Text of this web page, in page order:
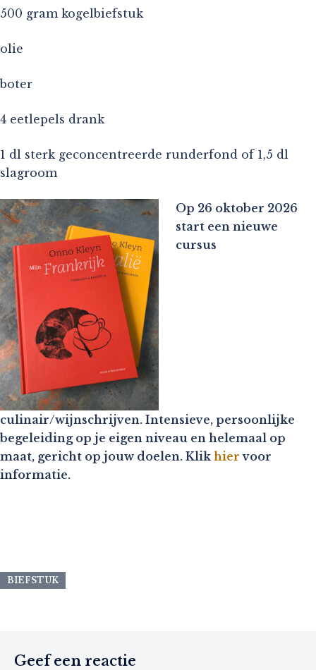
500 gram kogelbiefstuk
olie
boter
4 eetlepels drank
1 dl sterk geconcentreerde runderfond of 1,5 dl
slagroom
Op 26 oktober 2026
start een nieuwe
cursus
culinair/wijnschrijven. Intensieve, persoonlijke
begeleiding op je eigen niveau en helemaal op
maat, gericht op jouw doelen. Klik hier voor
informatie.
BIEFSTUK
Geef een reactie